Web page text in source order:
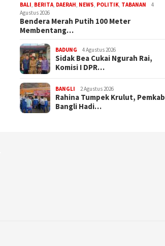
BALI, BERITA, DAERAH, NEWS, POLITIK, TABANAN
4
Agustus 2026
Bendera Merah Putih 100 Meter
Membentang…
BADUNG 4 Agustus 2026
Sidak Bea Cukai Ngurah Rai,
Komisi I DPR…
BANGLI 2 Agustus 2026
Rahina Tumpek Krulut, Pemkab
Bangli Hadi…